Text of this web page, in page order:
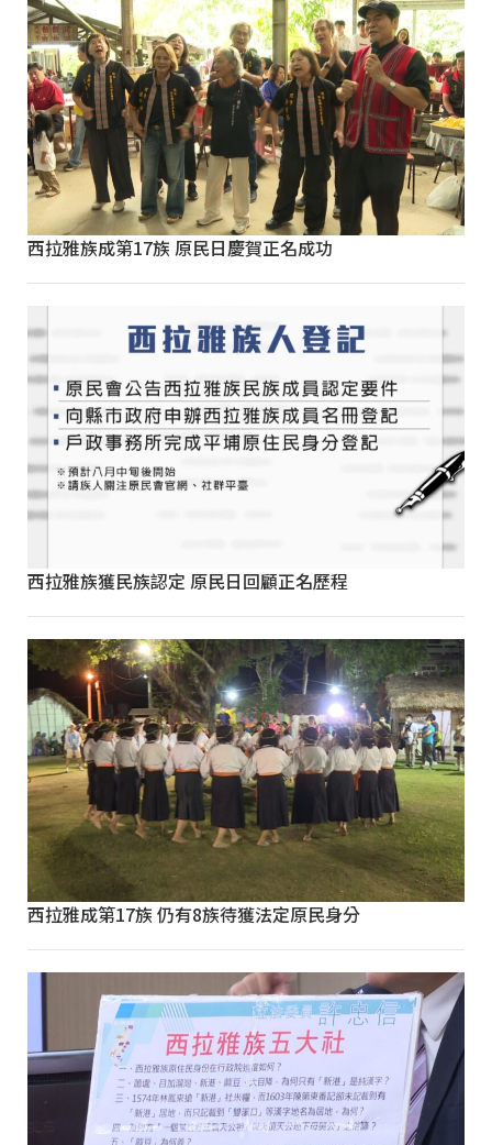
西拉雅族成第17族 原民日慶賀正名成功
西拉雅族獲民族認定 原民日回顧正名歷程
西拉雅成第17族 仍有8族待獲法定原民身分